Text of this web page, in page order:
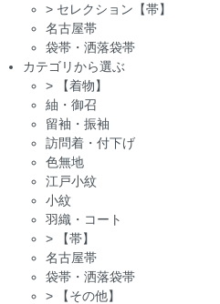
> セレクション【帯】
名古屋帯
袋帯・洒落袋帯
カテゴリから選ぶ
>
【着物】
紬・御召
留袖・振袖
訪問着・付下げ
色無地
江戸小紋
小紋
羽織・コート
>
【帯】
名古屋帯
袋帯・洒落袋帯
>
【その他】